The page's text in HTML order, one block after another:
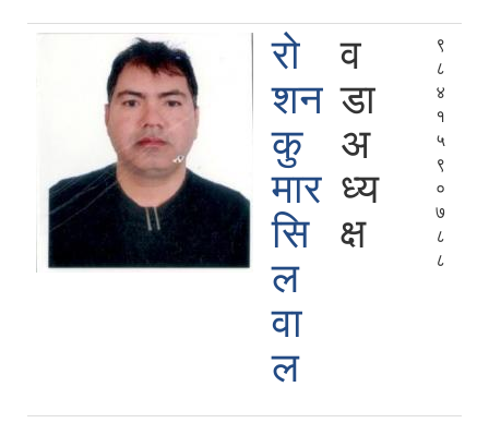
रो
शन
कु
मार
सि
ल
वा
ल
व
डा
अ
ध्य
क्ष
९
८
४
१
५
९
०
७
८
८